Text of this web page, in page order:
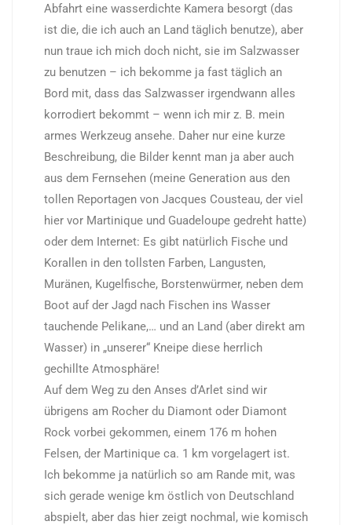
Abfahrt eine wasserdichte Kamera besorgt (das
ist die, die ich auch an Land täglich benutze), aber
nun traue ich mich doch nicht, sie im Salzwasser
zu benutzen – ich bekomme ja fast täglich an
Bord mit, dass das Salzwasser irgendwann alles
korrodiert bekommt – wenn ich mir z. B. mein
armes Werkzeug ansehe. Daher nur eine kurze
Beschreibung, die Bilder kennt man ja aber auch
aus dem Fernsehen (meine Generation aus den
tollen Reportagen von Jacques Cousteau, der viel
hier vor Martinique und Guadeloupe gedreht hatte)
oder dem Internet: Es gibt natürlich Fische und
Korallen in den tollsten Farben, Langusten,
Muränen, Kugelfische, Borstenwürmer, neben dem
Boot auf der Jagd nach Fischen ins Wasser
tauchende Pelikane,… und an Land (aber direkt am
Wasser) in „unserer“ Kneipe diese herrlich
gechillte Atmosphäre!
Auf dem Weg zu den Anses d’Arlet sind wir
übrigens am Rocher du Diamont oder Diamont
Rock vorbei gekommen, einem 176 m hohen
Felsen, der Martinique ca. 1 km vorgelagert ist.
Ich bekomme ja natürlich so am Rande mit, was
sich gerade wenige km östlich von Deutschland
abspielt, aber das hier zeigt nochmal, wie komisch